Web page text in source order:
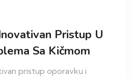
Pristup U
Sa Kičmom
pristup oporavku i